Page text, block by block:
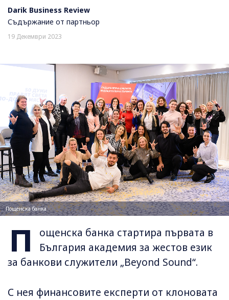
Darik Business Review
Съдържание от партньор
19 Декември 2023
Пощенска банка
П
ощенска банка стартира първата в
България академия за жестов език
за банкови служители „Beyond Sound“.
С нея финансовите експерти от клоновата